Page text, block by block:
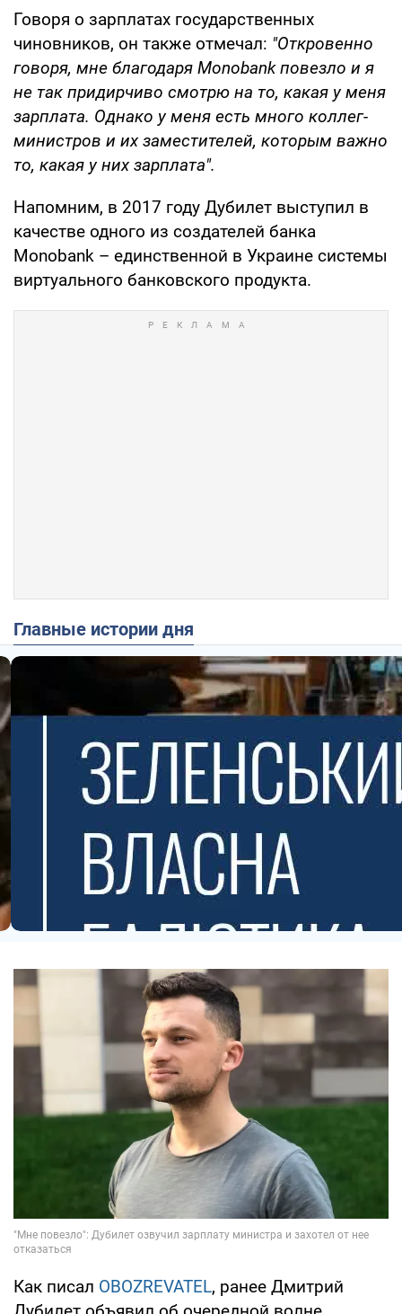
Говоря о зарплатах государственных
чиновников, он также отмечал: "Откровенно
говоря, мне благодаря Monobank повезло и я
не так придирчиво смотрю на то, какая у меня
зарплата. Однако у меня есть много коллег-
министров и их заместителей, которым важно
то, какая у них зарплата".
Напомним, в 2017 году Дубилет выступил в
качестве одного из создателей банка
Monobank – единственной в Украине системы
виртуального банковского продукта.
Главные истории дня
Как писал OBOZREVATEL, ранее Дмитрий